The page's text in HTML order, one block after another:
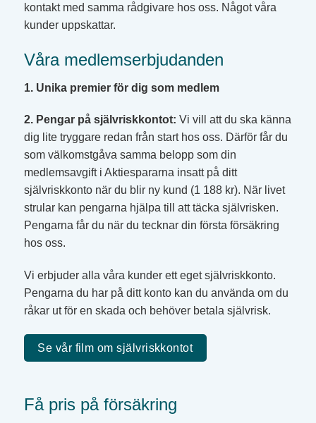
kontakt med samma rådgivare hos oss. Något våra
kunder uppskattar.
Våra medlemserbjudanden
1. Unika premier för dig som medlem
2. Pengar på självriskkontot: Vi vill att du ska känna
dig lite tryggare redan från start hos oss. Därför får du
som välkomstgåva samma belopp som din
medlemsavgift i Aktiespararna insatt på ditt
självriskkonto när du blir ny kund (1 188 kr). När livet
strular kan pengarna hjälpa till att täcka självrisken.
Pengarna får du när du tecknar din första försäkring
hos oss.
Vi erbjuder alla våra kunder ett eget självriskkonto.
Pengarna du har på ditt konto kan du använda om du
råkar ut för en skada och behöver betala självrisk.
Se vår film om självriskkontot
Få pris på försäkring